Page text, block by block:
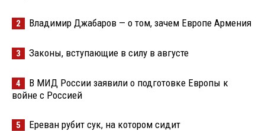
2 Владимир Джабаров — о том, зачем Европе Армения
3 Законы, вступающие в силу в августе
4
В МИД России заявили о подготовке Европы к
войне с Россией
5 Ереван рубит сук, на котором сидит